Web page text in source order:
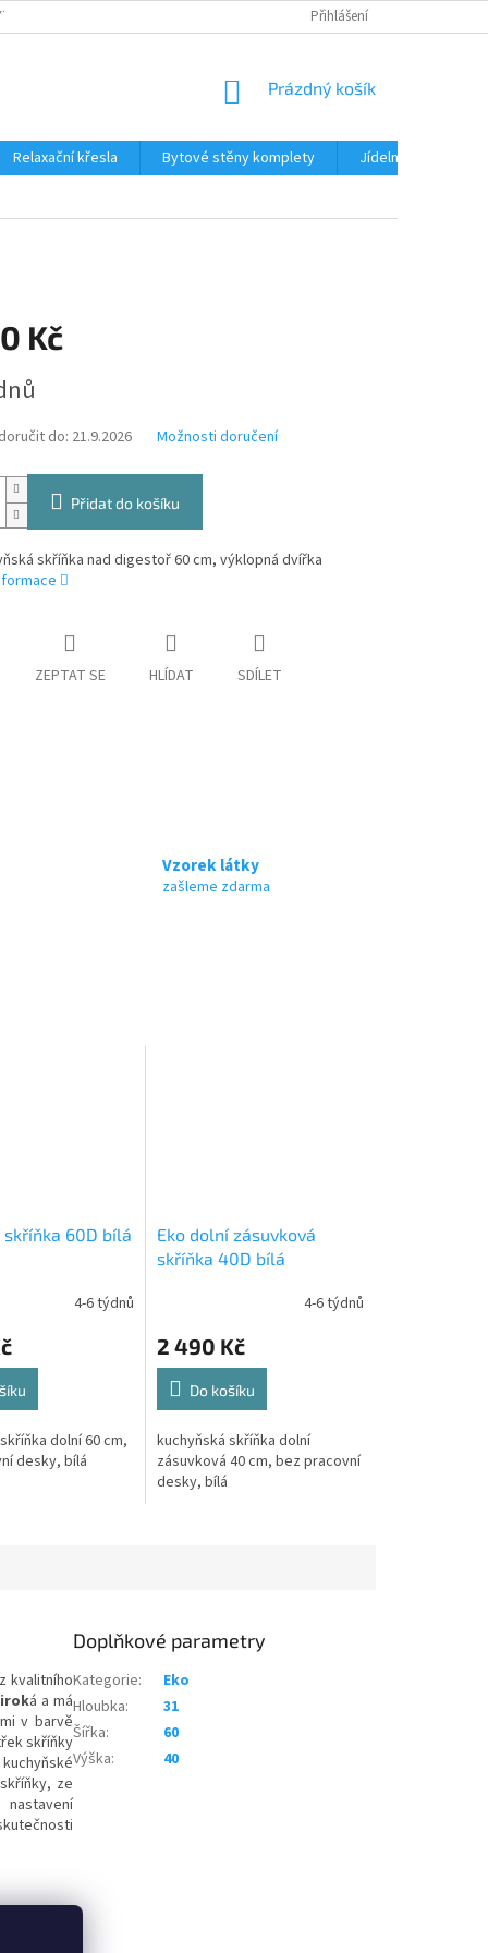
NA SPLÁTKY PODMÍNKY OCHRANY
Přihlášení
NÁKUPNÍ
Prázdný košík
Relaxační křesla Bytové stěny komplety Jídelní sety
Kč
do: 21.9.2026 Možnosti doručení
Přidat do košíku
skříňka nad digestoř 60 cm, výklopná dvířka
ZEPTAT SE HLÍDAT SDÍLET
Vzorek látky
zašleme zdarma
skříňka 60D bílá
4-6 týdnů
dolní 60 cm,
desky, bílá
Eko dolní zásuvková
skříňka 40D bílá
4-6 týdnů
2 490 Kč
Do košíku
kuchyňská skříňka dolní
zásuvková 40 cm, bez pracovní
desky, bílá
kvalitního
á a má
v barvě
skříňky
ze
Doplňkové parametry
Kategorie:
Eko
Hloubka:
31
Šířka:
60
Výška: 40